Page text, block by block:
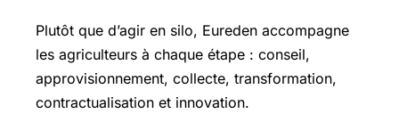
Plutôt que d’agir en silo, Eureden accompagne
les agriculteurs à chaque étape : conseil,
approvisionnement, collecte, transformation,
contractualisation et innovation.